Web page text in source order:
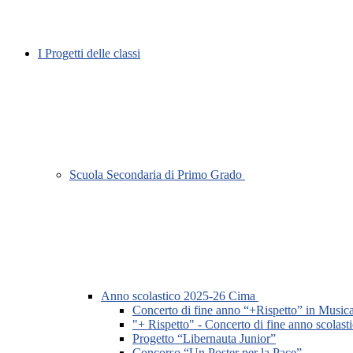
I Progetti delle classi
Scuola Secondaria di Primo Grado
Anno scolastico 2025-26 Cima
Concerto di fine anno “+Rispetto” in Musica
"+ Rispetto" - Concerto di fine anno
Progetto “Libernauta Junior”